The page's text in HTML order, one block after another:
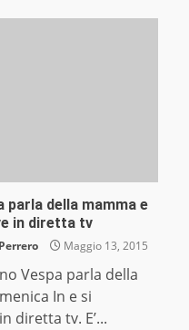
parla della mamma e
in diretta tv
Maggio 13, 2015
Vespa parla della
In e si
diretta tv. E’...